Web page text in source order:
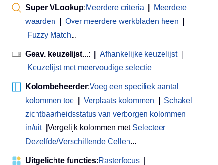
Super VLookup:Meerdere criteria
Meerdere
waarden
Over meerdere werkbladen heen
Fuzzy Match...
Geav. keuzelijst...: Afhankelijke keuzelijst
Keuzelijst met meervoudige selectie
Kolombeheerder:Voeg een specifiek aantal
kolommen toe
Verplaats kolommen
Schakel
zichtbaarheidsstatus van verborgen kolommen
in/uit
Vergelijk kolommen met Selecteer
Dezelfde/Verschillende Cellen...
Uitgelichte functies:Rasterfocus